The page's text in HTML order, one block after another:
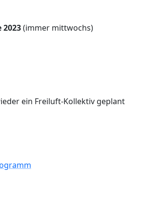
2023(immer mittwochs)
ein Freiluft-Kollektiv geplant